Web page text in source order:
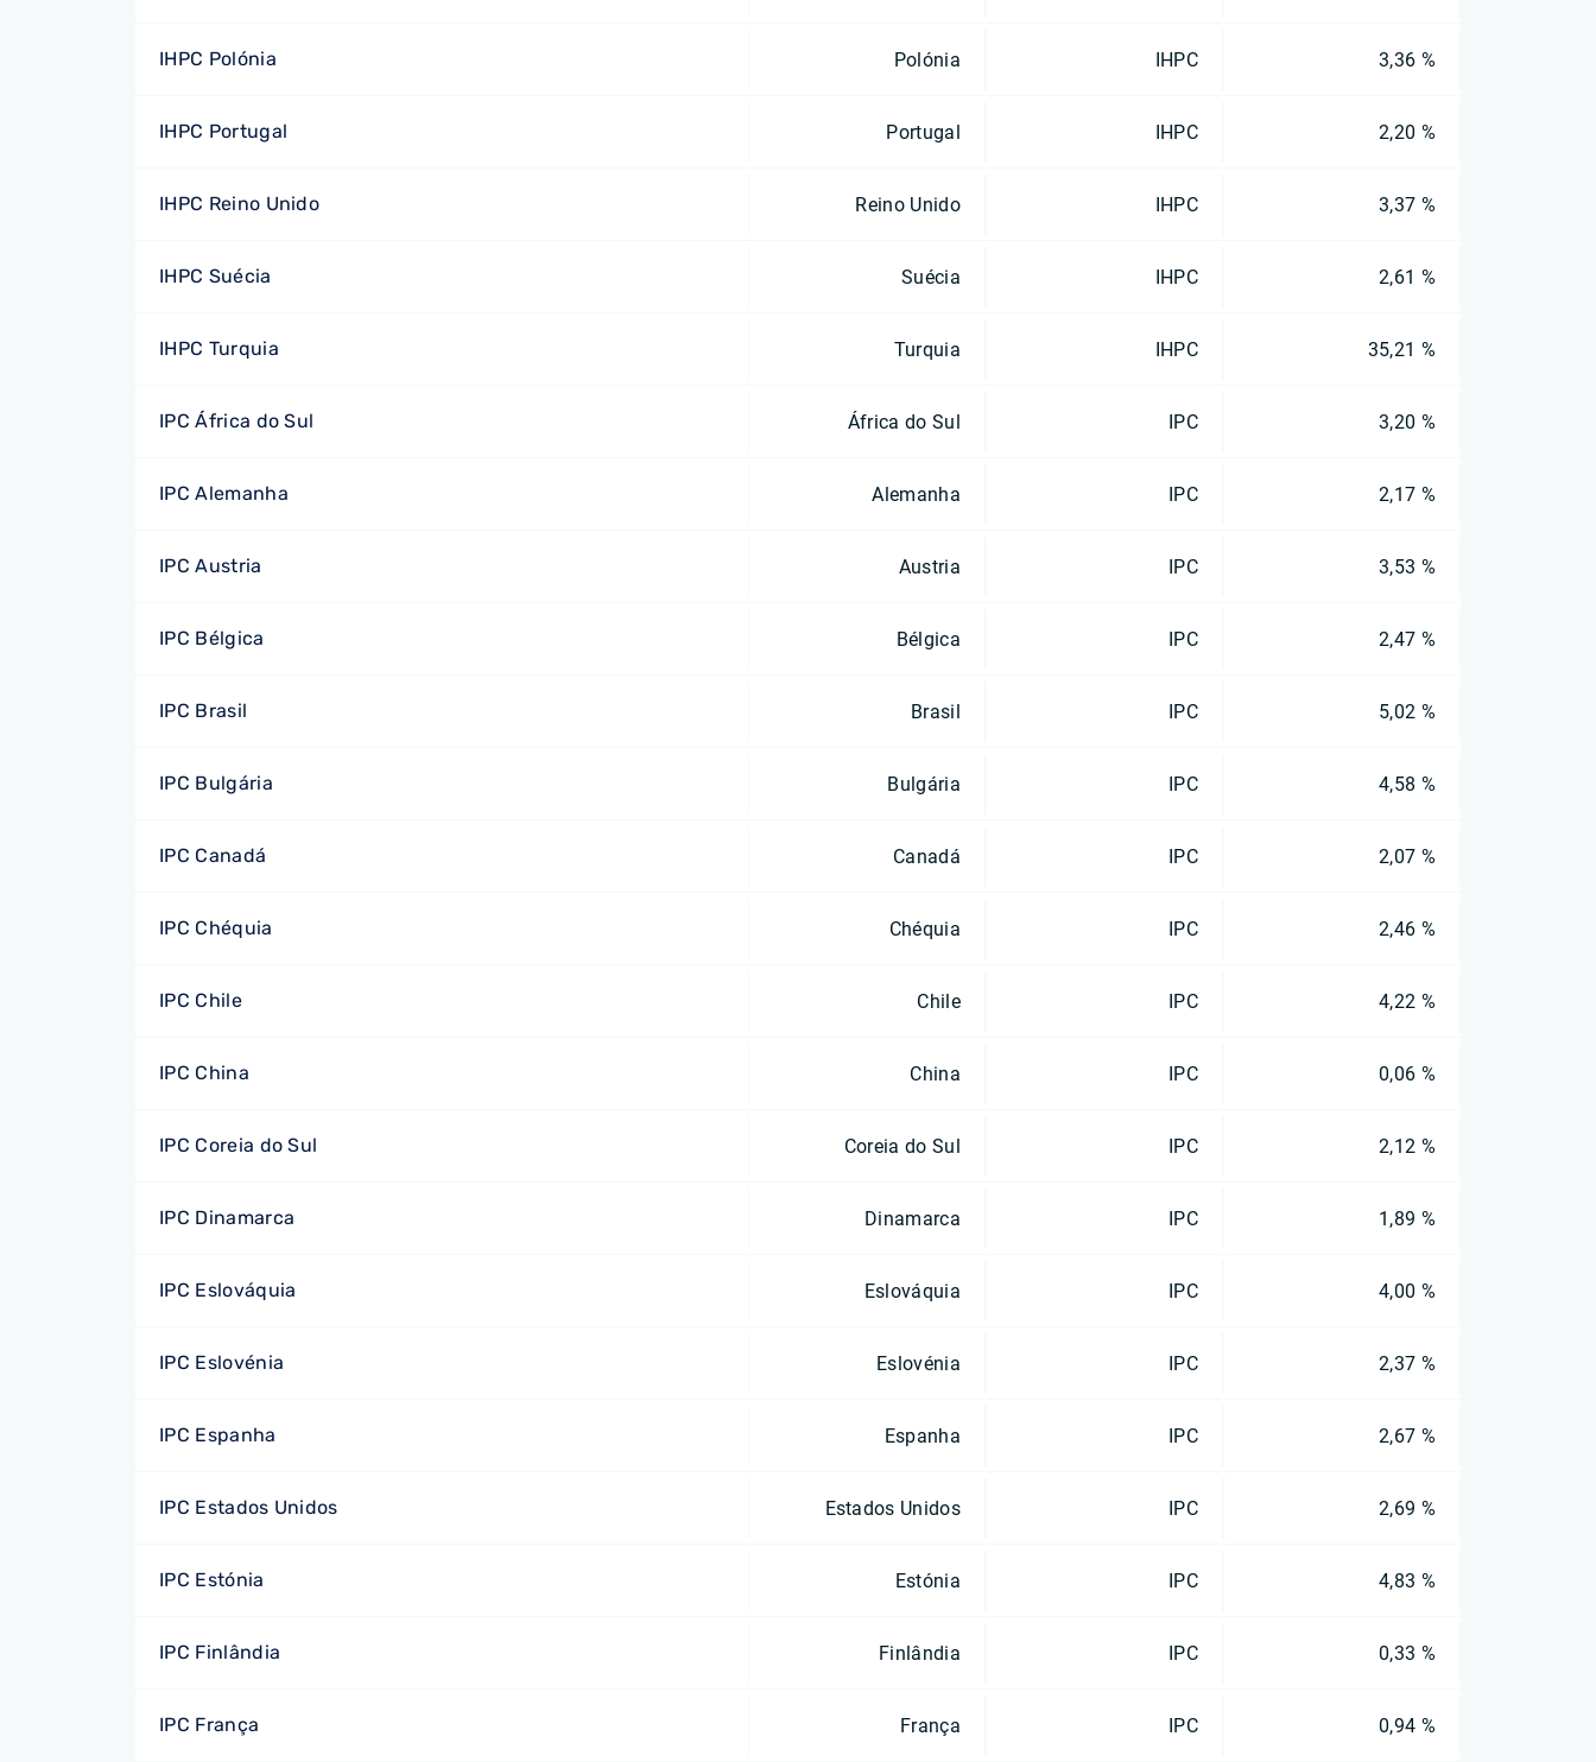
IHPC Polónia Polónia IHPC 3,36 %
IHPC Portugal Portugal IHPC 2,20 %
IHPC Reino Unido Reino Unido IHPC 3,37 %
IHPC Suécia Suécia IHPC 2,61 %
IHPC Turquia Turquia IHPC 35,21 %
IPC África do Sul África do Sul IPC 3,20 %
IPC Alemanha Alemanha IPC 2,17 %
IPC Austria Austria IPC 3,53 %
IPC Bélgica Bélgica IPC 2,47 %
IPC Brasil Brasil IPC 5,02 %
IPC Bulgária Bulgária IPC 4,58 %
IPC Canadá Canadá IPC 2,07 %
IPC Chéquia Chéquia IPC 2,46 %
IPC Chile Chile IPC 4,22 %
IPC China China IPC 0,06 %
IPC Coreia do Sul Coreia do Sul IPC 2,12 %
IPC Dinamarca Dinamarca IPC 1,89 %
IPC Eslováquia Eslováquia IPC 4,00 %
IPC Eslovénia Eslovénia IPC 2,37 %
IPC Espanha Espanha IPC 2,67 %
IPC Estados Unidos Estados Unidos IPC 2,69 %
IPC Estónia Estónia IPC 4,83 %
IPC Finlândia Finlândia IPC 0,33 %
IPC França França IPC 0,94 %